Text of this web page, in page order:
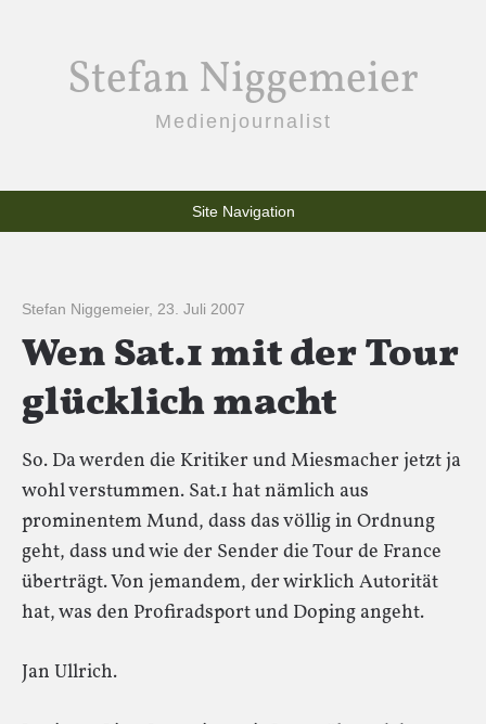
Stefan Niggemeier
Medienjournalist
Site Navigation
Stefan Niggemeier, 23. Juli 2007
Wen Sat.1 mit der Tour
glücklich macht
So. Da werden die Kritiker und Miesmacher jetzt ja
wohl verstummen. Sat.1 hat nämlich aus
prominentem Mund, dass das völlig in Ordnung
geht, dass und wie der Sender die Tour de France
überträgt. Von jemandem, der wirklich Autorität
hat, was den Profiradsport und Doping angeht.
Jan Ullrich.